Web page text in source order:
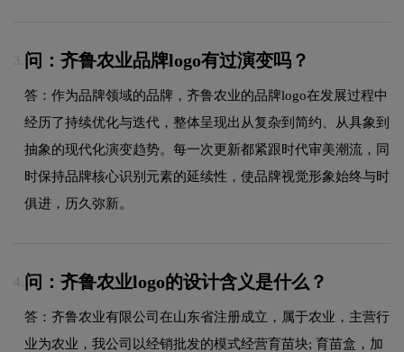
3. 问：齐鲁农业品牌logo有过演变吗？
答：作为品牌领域的品牌，齐鲁农业的品牌logo在发展过程中
经历了持续优化与迭代，整体呈现出从复杂到简约、从具象到
抽象的现代化演变趋势。每一次更新都紧跟时代审美潮流，同
时保持品牌核心识别元素的延续性，使品牌视觉形象始终与时
俱进，历久弥新。
4. 问：齐鲁农业logo的设计含义是什么？
答：齐鲁农业有限公司在山东省注册成立，属于农业，主营行
业为农业，我公司以经销批发的模式经营育苗块; 育苗盒，加